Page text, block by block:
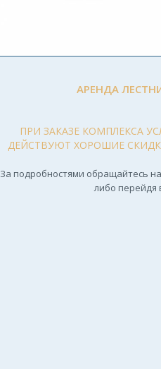
АРЕНДА
ПРИ ЗАКАЗЕ КОМПЛЕКСА
ДЕЙСТВУЮТ ХОРОШИЕ
За подробностями обращайтесь
либо перейдя